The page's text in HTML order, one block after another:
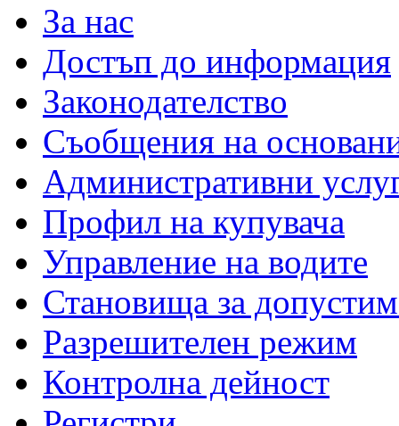
За нас
Достъп до информация
Законодателство
Съобщения на
Административни
Профил на купувача
Управление на водите
Становища за
Разрешителен режим
Контролна дейност